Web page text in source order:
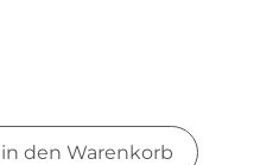
den Warenkorb